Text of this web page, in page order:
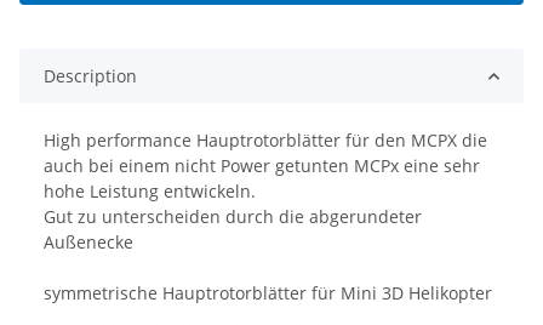
Description
High performance Hauptrotorblätter für den MCPX die
auch bei einem nicht Power getunten MCPx eine sehr
hohe Leistung entwickeln.
Gut zu unterscheiden durch die abgerundeter
Außenecke
symmetrische Hauptrotorblätter für Mini 3D Helikopter